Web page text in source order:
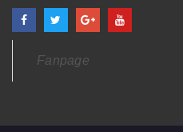
Fanpage